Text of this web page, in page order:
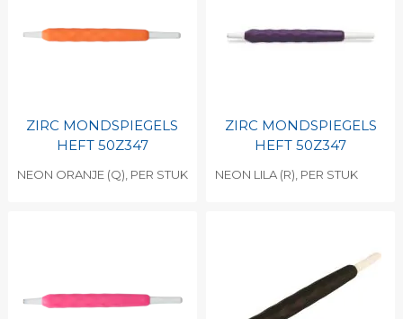
ZIRC MONDSPIEGELS
HEFT 50Z347
NEON ORANJE (Q), PER STUK
ZIRC MONDSPIEGELS
HEFT 50Z347
NEON LILA (R), PER STUK